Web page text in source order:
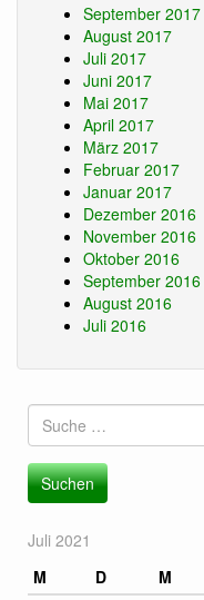
September 2017
August 2017
Juli 2017
Juni 2017
Mai 2017
April 2017
März 2017
Februar 2017
Januar 2017
Dezember 2016
November 2016
Oktober 2016
September 2016
August 2016
Juli 2016
Suche
nach:
Juli 2021
M
D M